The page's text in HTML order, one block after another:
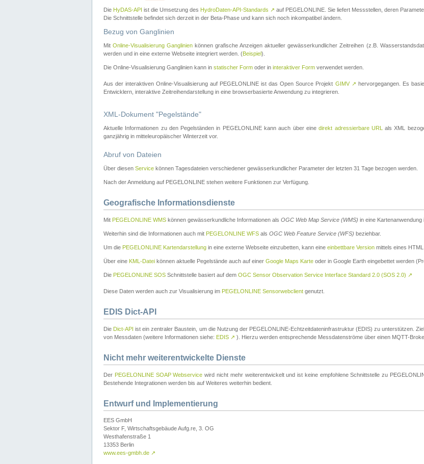
Die HyDAS-API ist die Umsetzung des HydroDaten-API-Standards ↗ auf PEGELONLINE. Sie liefert Messstellen, deren
Die Schnittstelle befindet sich derzeit in der Beta-Phase und kann sich noch inkompatibel ändern.
Bezug von Ganglinien
MitOnline-Visualisierung Ganglinien können grafische Anzeigen aktueller gewässerkundlicher Zeitreihen (z.B.
werden und in eine externe Webseite integriert werden. (Beispiel).
Die Online-Visualisierung Ganglinien kann in statischer Form oder in interaktiver Form verwendet werden.
Aus der interaktiven Online-Visualisierung auf PEGELONLINE ist das Open Source Projekt GIMV ↗ hervorgegangen. Es
Entwicklern, interaktive Zeitreihendarstellung in eine browserbasierte Anwendung zu integrieren.
XML-Dokument "Pegelstände"
Aktuelle Informationen zu den Pegelständen in PEGELONLINE kann auch über einedirekt adressierbare URL
als XML
ganzjährig in mitteleuropäischer Winterzeit vor.
Abruf von Dateien
Über diesen Service können Tagesdateien verschiedener gewässerkundlicher Parameter der letzten 31 Tage bezogen werden.
Nach der Anmeldung auf PEGELONLINE stehen weitere Funktionen zur Verfügung.
Geografische Informationsdienste
Mit PEGELONLINE WMS können gewässerkundliche Informationen als OGC Web Map Service (WMS) in eine Kartenanwendung
Weiterhin sind die Informationen auch mit PEGELONLINE WFS als OGC Web Feature Service (WFS) beziehbar.
Um die PEGELONLINE Kartendarstellung in eine externe Webseite einzubetten, kann eine einbettbare Version mittels eines HTML
Über eine KML-Datei können aktuelle Pegelstände auch auf einer Google Maps Karte oder in Google Earth eingebettet werden
Die PEGELONLINE SOS Schnittstelle basiert auf dem OGC Sensor Observation Service Interface Standard 2.0 (SOS 2.0) ↗
Diese Daten werden auch zur Visualisierung im PEGELONLINE Sensorwebclient genutzt.
EDIS Dict-API
Die Dict-API ist ein zentraler Baustein, um die Nutzung der PEGELONLINE-Echtzeitdateninfrastruktur (EDIS) zu unterstützen.
von Messdaten (weitere Informationen siehe: EDIS ↗ ). Hierzu werden entsprechende Messdatenströme über einen MQTT-
Nicht mehr weiterentwickelte Dienste
Der PEGELONLINE SOAP Webservice wird nicht mehr weiterentwickelt und ist keine empfohlene Schnittstelle zu
Bestehende Integrationen werden bis auf Weiteres weiterhin bedient.
Entwurf und Implementierung
EES GmbH
Sektor F, Wirtschaftsgebäude Aufg.re, 3. OG
Westhafenstraße 1
13353 Berlin
www.ees-gmbh.de ↗